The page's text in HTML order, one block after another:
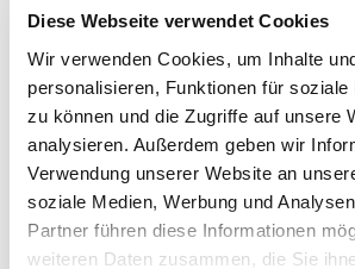
Diese Webseite verwendet Cookies
Wir verwenden Cookies, um Inhalte
personalisieren, Funktionen für soziale
zu können und die Zugriffe auf unsere
analysieren. Außerdem geben wir
Verwendung unserer Website an
soziale Medien, Werbung und
Partner führen diese Informationen
weiteren Daten zusammen, die Sie
einstellbar
Variable Befestigung: Über das
Flexarm auch direkt auf der
1000 oder einem
werden
Einfach aufgebaut: Ausrollen,
Aufgeräumt: Integrierte
Klettbänder fixierbar
Schneller Maschinenwechsel: